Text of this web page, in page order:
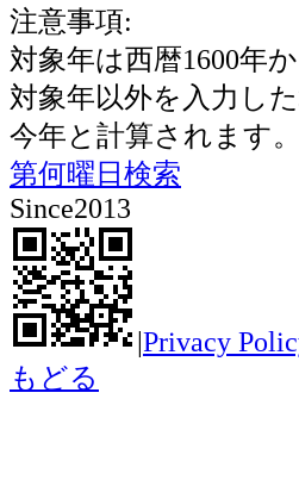
注意事項:
対象年は西暦1600年
対象年以外を入力し
今年と計算されます。
第何曜日検索
Since2013
|Privacy
もどる